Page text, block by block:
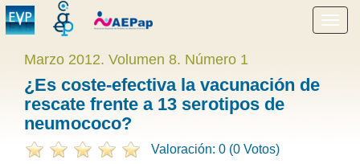
menú
Marzo 2012. Volumen 8. Número 1
¿Es coste-efectiva la vacunación de
rescate frente a 13 serotipos de
neumococo?
Valoración: 0 (0 Votos)